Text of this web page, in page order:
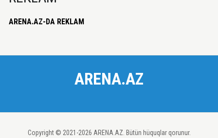
ARENA.AZ-DA REKLAM
ARENA.AZ
Copyright © 2021-2026 ARENA.AZ. Bütün hüquqlar qorunur.